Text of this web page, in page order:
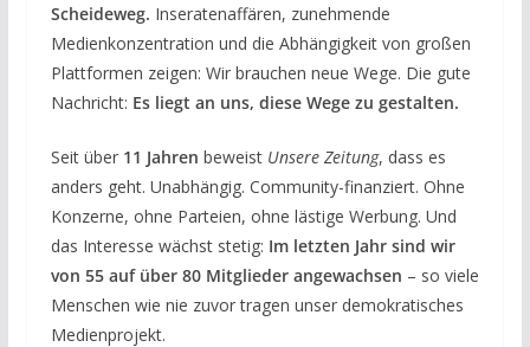
Scheideweg. Inseratenaffären, zunehmende
Medienkonzentration und die Abhängigkeit von großen
Plattformen zeigen: Wir brauchen neue Wege. Die gute
Nachricht: Es liegt an uns, diese Wege zu gestalten.
Seit über 11 Jahren beweist Unsere Zeitung, dass es
anders geht. Unabhängig. Community-finanziert. Ohne
Konzerne, ohne Parteien, ohne lästige Werbung. Und
das Interesse wächst stetig: Im letzten Jahr sind wir
von 55 auf über 80 Mitglieder angewachsen – so viele
Menschen wie nie zuvor tragen unser demokratisches
Medienprojekt.